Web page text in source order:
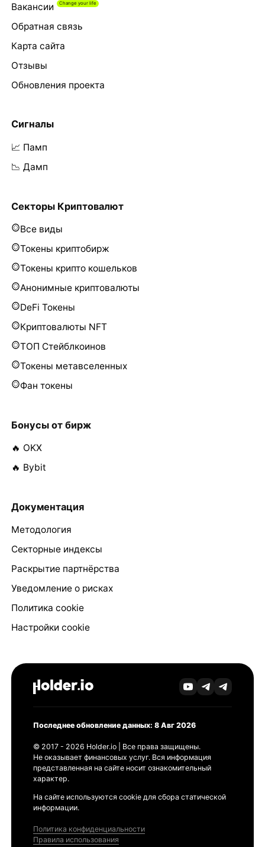
Вакансии
Обратная связь
Карта сайта
Отзывы
Обновления проекта
Сигналы
📈 Памп
📉 Дамп
Секторы Криптовалют
Все виды
Токены криптобирж
Токены крипто кошельков
Анонимные криптовалюты
DeFi Токены
Криптовалюты NFT
ТОП Стейблкоинов
Токены метавселенных
Фан токены
Бонусы от бирж
🔥 OKX
🔥 Bybit
Документация
Методология
Секторные индексы
Раскрытие партнёрства
Уведомление о рисках
Политика cookie
Настройки cookie
Последнее обновление данных: 8 Авг 2026
© 2017 - 2026 Holder.io | Все права защищены.
Не оказывает финансовых услуг. Вся информация
представленная на сайте носит ознакомительный
характер.
На сайте используются cookie для сбора статической
информации.
Политика конфиденциальности
Правила использования